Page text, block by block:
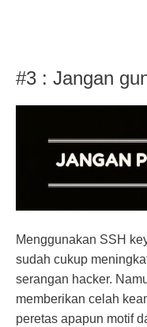
#3 : Jangan
Menggunakan SSH
sudah cukup
serangan hacker.
memberikan celah
peretas apapun motif